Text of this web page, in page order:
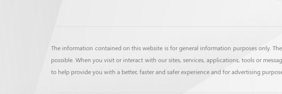
The information contained on this website is for general information purposes only.
possible. When you visit or interact with our sites, services, applications, tools or
to help provide you with a better, faster and safer experience and for advertising